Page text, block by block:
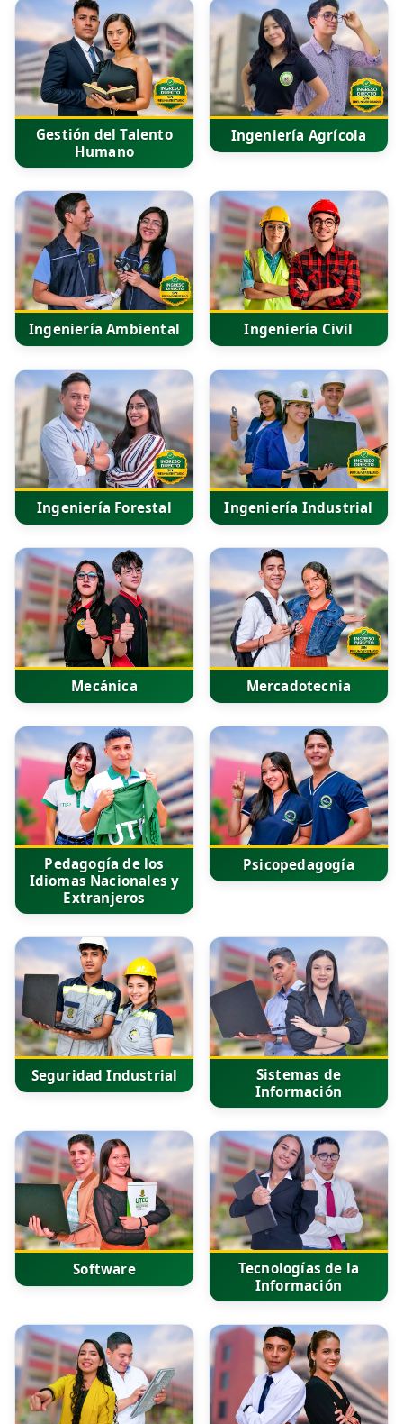
Gestión del Talento
Humano
Ingeniería Agrícola
Ingeniería Ambiental Ingeniería Civil
Ingeniería Forestal Ingeniería Industrial
Mecánica Mercadotecnia
Pedagogía de los
Idiomas Nacionales y
Extranjeros
Psicopedagogía
Seguridad Industrial
Sistemas de
Información
Software
Tecnologías de la
Información